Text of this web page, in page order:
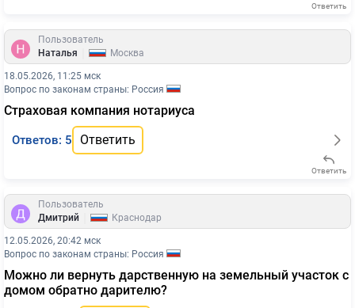
Ответить
Пользователь
Наталья
Москва
18.05.2026, 11:25 мск
Вопрос по законам страны: Россия
Страховая компания нотариуса
Ответов: 5 Ответить
Ответить
Пользователь
Дмитрий
Краснодар
12.05.2026, 20:42 мск
Вопрос по законам страны: Россия
Можно ли вернуть дарственную на земельный участок с
домом обратно дарителю?